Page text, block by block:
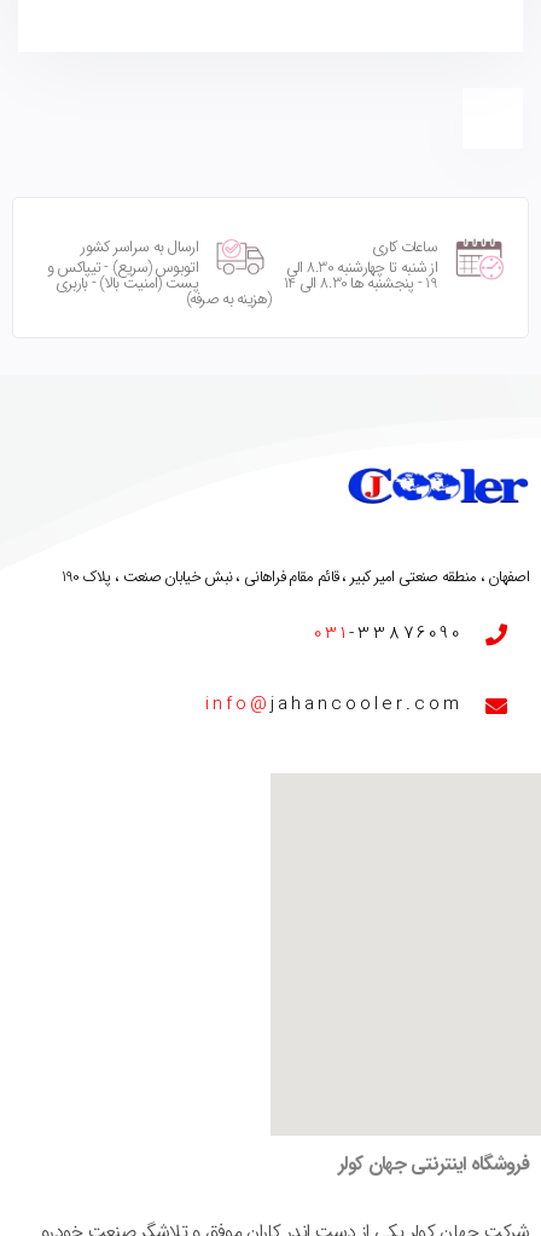
ساعات کاری
از شنبه تا چهارشنبه 8.30 الی
19 - پنجشنبه ها 8.30 الی 14
ارسال به سراسر کشور
اتوبوس (سریع) - تیپاکس و
پست (امنیت بالا) - باربری
(هزینه به صرفه)
اصفهان ، منطقه صنعتی امیر کبیر ، قائم مقام فراهانی ، نبش خیابان صنعت ، پلاک 190
031-33876090
info@jahancooler.com
فروشگاه اینترنتی جهان کولر